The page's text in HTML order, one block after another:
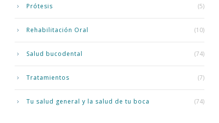
Prótesis (5)
Rehabilitación Oral (10)
Salud bucodental (74)
Tratamientos (7)
Tu salud general y la salud de tu boca (74)